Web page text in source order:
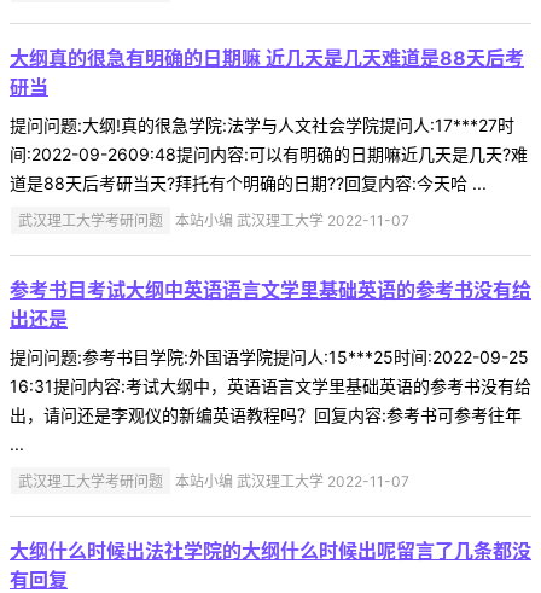
大纲真的很急有明确的日期嘛 近几天是几天难道是88天后考
研当
提问问题:大纲!真的很急学院:法学与人文社会学院提问人:17***27时
间:2022-09-2609:48提问内容:可以有明确的日期嘛近几天是几天?难
道是88天后考研当天?拜托有个明确的日期??回复内容:今天哈 ...
武汉理工大学考研问题 本站小编 武汉理工大学 2022-11-07
参考书目考试大纲中英语语言文学里基础英语的参考书没有给
出还是
提问问题:参考书目学院:外国语学院提问人:15***25时间:2022-09-25
16:31提问内容:考试大纲中，英语语言文学里基础英语的参考书没有给
出，请问还是李观仪的新编英语教程吗？回复内容:参考书可参考往年
...
武汉理工大学考研问题 本站小编 武汉理工大学 2022-11-07
大纲什么时候出法社学院的大纲什么时候出呢留言了几条都没
有回复